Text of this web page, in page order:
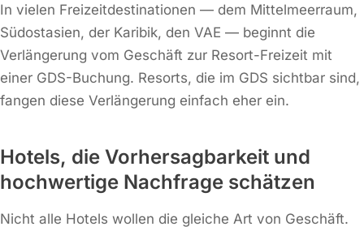
In vielen Freizeitdestinationen — dem Mittelmeerraum,
Südostasien, der Karibik, den VAE — beginnt die
Verlängerung vom Geschäft zur Resort-Freizeit mit
einer GDS-Buchung. Resorts, die im GDS sichtbar sind,
fangen diese Verlängerung einfach eher ein.
Hotels, die Vorhersagbarkeit und
hochwertige Nachfrage schätzen
Nicht alle Hotels wollen die gleiche Art von Geschäft.